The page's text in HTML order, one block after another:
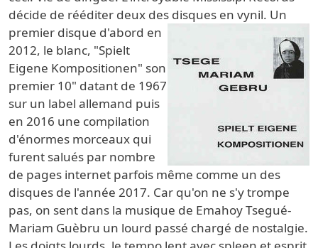
décide de rééditer deux des disques en vynil. Un
premier disque d'abord en
2012, le blanc, "Spielt
Eigene Kompositionen" son
premier 10" datant de 1967
sur un label allemand puis
en 2016 une compilation
d'énormes morceaux qui
furent salués par nombre
de pages internet parfois même comme un des
disques de l'année 2017. Car qu'on ne s'y trompe
pas, on sent dans la musique de Emahoy Tsegué-
Mariam Guèbru un lourd passé chargé de nostalgie.